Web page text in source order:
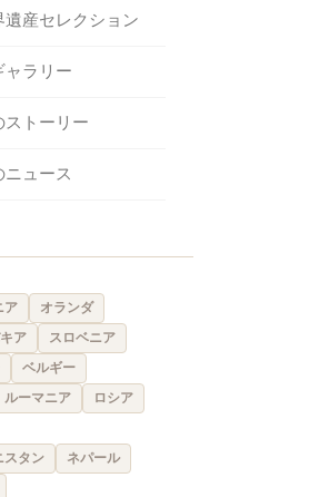
遺産セレクション
ャラリー
ストーリー
ニュース
ア
オランダ
ア
スロベニア
ベルギー
ルーマニア ロシア
スタン
ネパール